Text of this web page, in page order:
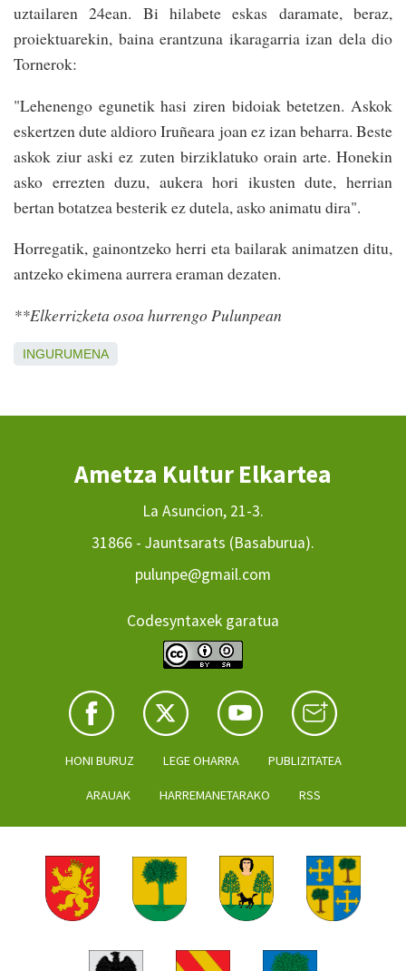
uztailaren 24ean. Bi hilabete eskas daramate, beraz,
proiektuarekin, baina erantzuna ikaragarria izan dela dio
Tornerok:
"Lehenengo egunetik hasi ziren bidoiak betetzen. Askok
eskertzen dute aldioro Iruñeara joan ez izan beharra. Beste
askok ziur aski ez zuten birziklatuko orain arte. Honekin
asko errezten duzu, aukera hori ikusten dute, herrian
bertan botatzea besterik ez dutela, asko animatu dira".
Horregatik, gainontzeko herri eta bailarak animatzen ditu,
antzeko ekimena aurrera eraman dezaten.
**Elkerrizketa osoa hurrengo Pulunpean
INGURUMENA
Ametza Kultur Elkartea
La Asuncion, 21-3.
31866 - Jauntsarats (Basaburua).
pulunpe@gmail.com
Codesyntaxek garatua
HONI BURUZ LEGE OHARRA PUBLIZITATEA
ARAUAK HARREMANETARAKO RSS